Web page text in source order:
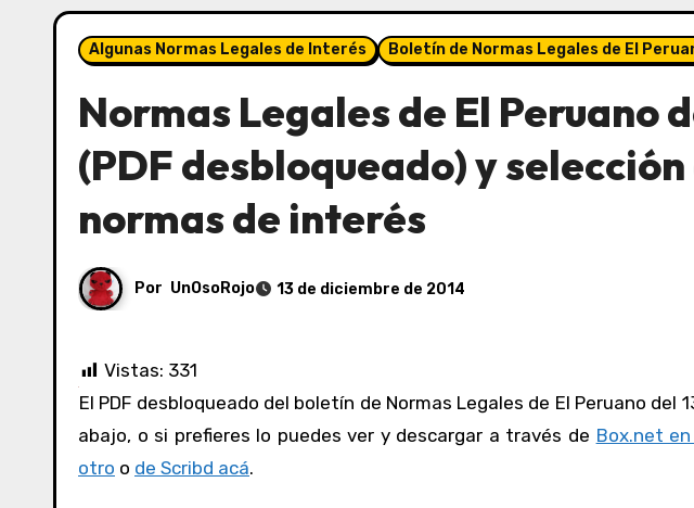
Algunas Normas Legales de Interés Boletín de Normas Legales de El
Normas Legales de El Peruano
(PDF desbloqueado) y
normas de interés
Por UnOsoRojo 13 de diciembre de 2014
Vistas: 331
El PDF desbloqueado del boletín de Normas Legales de El Peruano del 13/12/2014 lo puedes ver y consultar acá
abajo, o si prefieres lo puedes ver y descargar a través de Box.net
otro o de Scribd acá.